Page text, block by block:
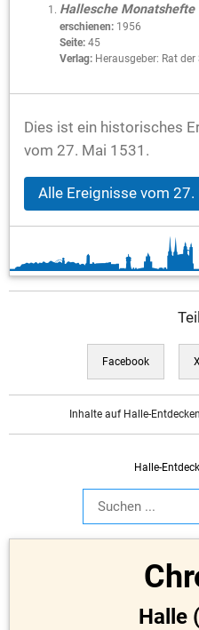
Hallesche
erschienen: 1956
Seite: 45
Verlag: Herausgeber: Rat
Dies ist ein historisches
vom 27. Mai 1531.
Alle Ereignisse vom 27.
Facebook X
Inhalte auf Halle-
Halle-
Halle